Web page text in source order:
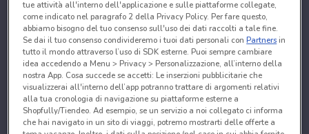
tue attività all'interno dell'applicazione e sulle piattaforme collegate,
come indicato nel paragrafo 2 della Privacy Policy. Per fare questo,
abbiamo bisogno del tuo consenso sull'uso dei dati raccolti a tale fine.
Se dai il tuo consenso condivideremo i tuoi dati personali conPartnersin
tutto il mondo attraverso l’uso di SDK esterne. Puoi sempre cambiare
idea accedendo a Menu > Privacy > Personalizzazione, all’interno della
nostra App. Cosa succede se accetti: Le inserzioni pubblicitarie che
visualizzerai all'interno dell’app potranno trattare di argomenti relativi
alla tua cronologia di navigazione su piattaforme esterne a
Shopfully/Tiendeo. Ad esempio, se un servizio a noi collegato ci informa
che hai navigato in un sito di viaggi, potremo mostrarti delle offerte a